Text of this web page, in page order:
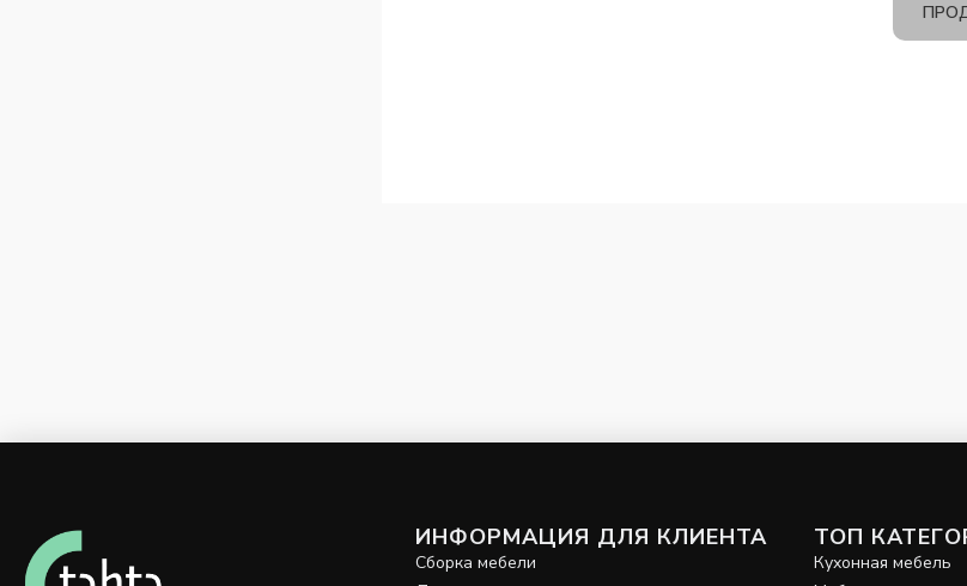
ИНФОРМАЦИЯ ДЛЯ КЛИЕНТА
Сборка мебели
ТОП
Кухонная мебель